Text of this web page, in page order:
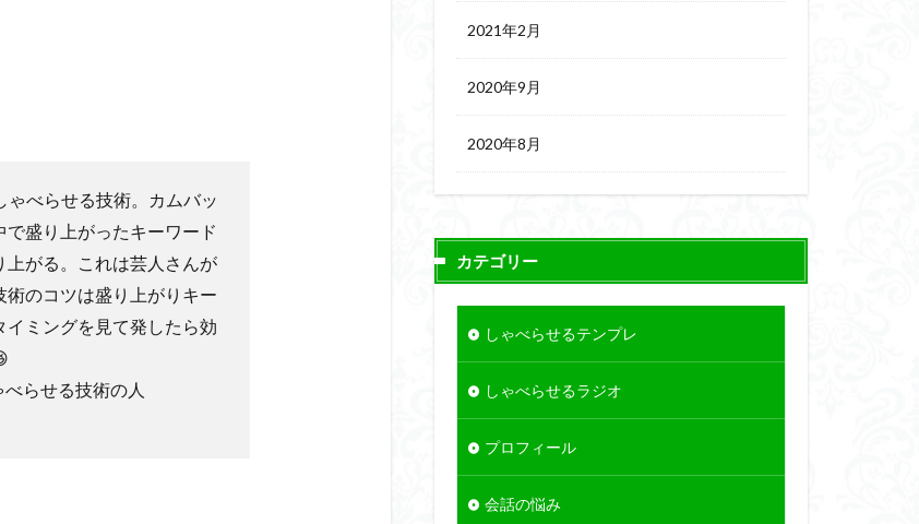
べらせる技術。カムバッ
盛り上がったキーワード
上がる。これは芸人さんが
術のコツは盛り上がりキー
ミングを見て発したら効
らせる技術の人
2021年2月
2020年9月
2020年8月
カテゴリー
しゃべらせるテンプレ
しゃべらせるラジオ
プロフィール
会話の悩み